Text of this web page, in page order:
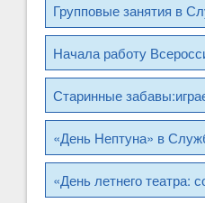
Групповые занятия в
Начала работу
Старинные
«День Нептуна» в
«День летнего театра: